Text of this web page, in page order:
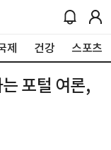
제 건강 스포츠
포털 여론,